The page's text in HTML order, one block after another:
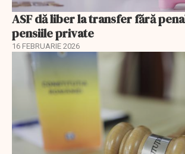
ASF dă liber la transfer fără
pensiile private
16 FEBRUARIE 2026